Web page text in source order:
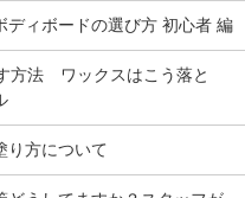
ディボードの選び方 初心者 編
方法 ワックスはこう落と
り方について